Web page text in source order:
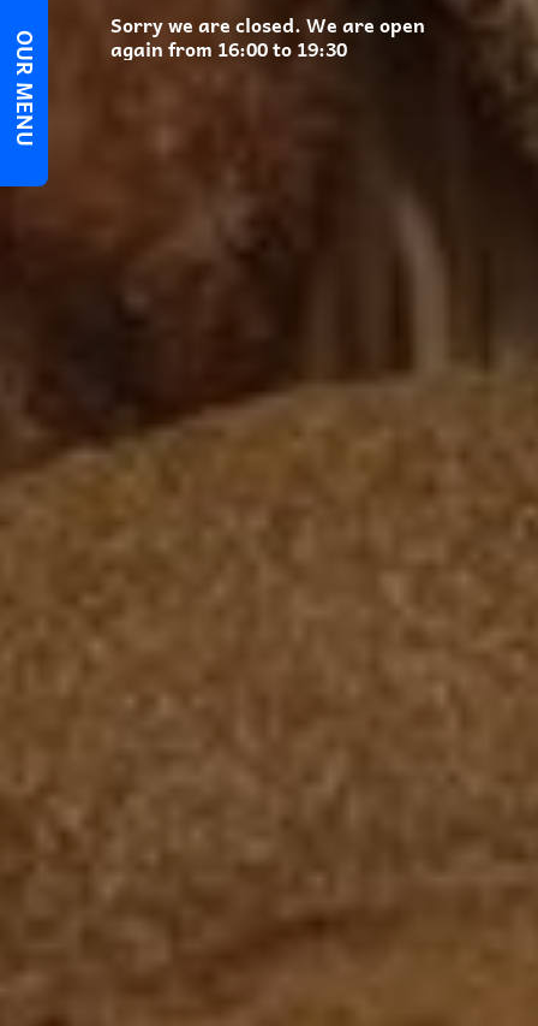
Sorry we are closed. We are open
again from 16:00 to 19:30
OUR MENU